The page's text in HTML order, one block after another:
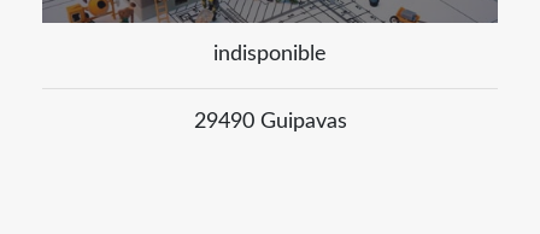
indisponible
29490 Guipavas